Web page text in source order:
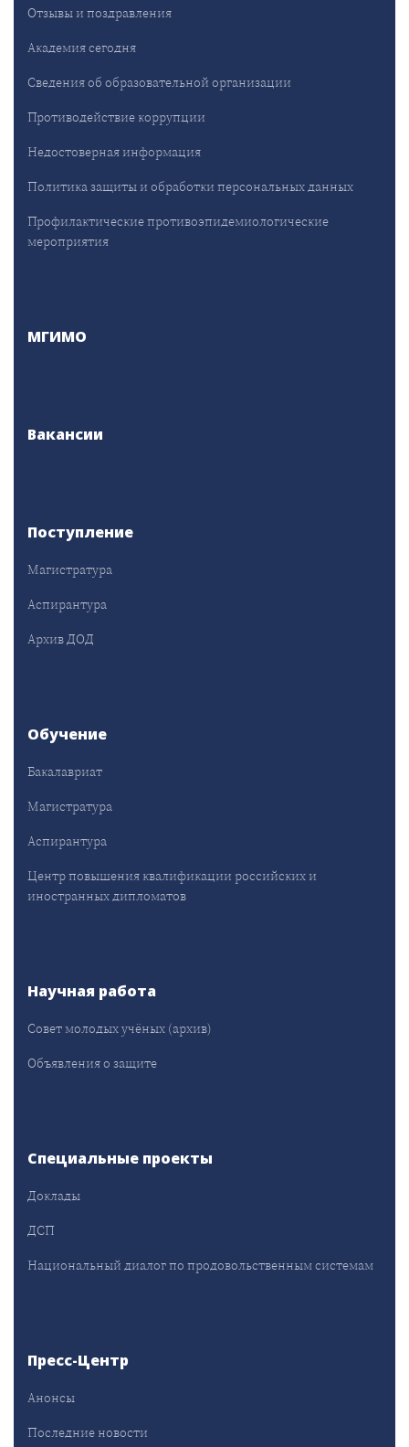
Отзывы и поздравления
Академия сегодня
Сведения об образовательной организации
Противодействие коррупции
Недостоверная информация
Политика защиты и обработки персональных данных
Профилактические противоэпидемиологические
мероприятия
МГИМО
Вакансии
Поступление
Магистратура
Аспирантура
Архив ДОД
Обучение
Бакалавриат
Магистратура
Аспирантура
Центр повышения квалификации российских и
иностранных дипломатов
Научная работа
Совет молодых учёных (архив)
Объявления о защите
Специальные проекты
Доклады
ДСП
Национальный диалог по продовольственным системам
Пресс-Центр
Анонсы
Последние новости